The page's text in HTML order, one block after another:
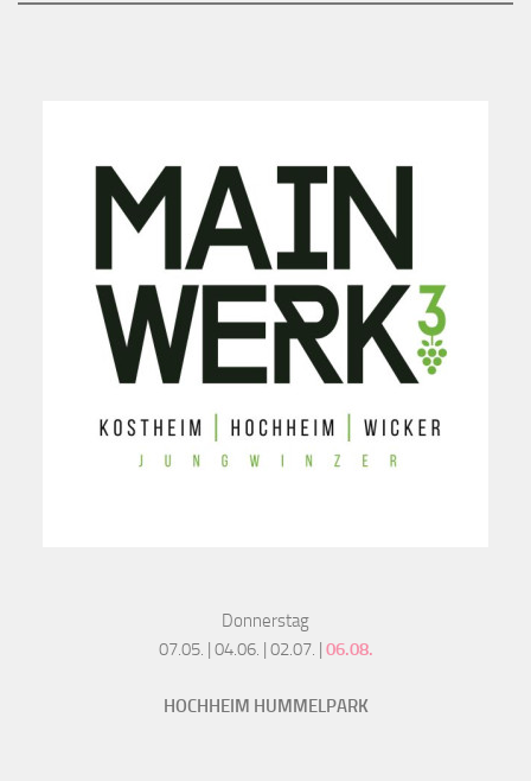
Donnerstag
07.05. | 04.06. | 02.07. | 06.08.
HOCHHEIM HUMMELPARK